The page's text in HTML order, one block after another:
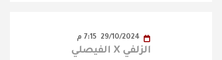
الزلفي X الفيصلي